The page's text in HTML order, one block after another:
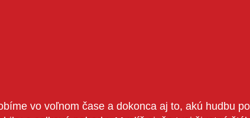
vo voľnom čase a dokonca aj to, akú hudbu